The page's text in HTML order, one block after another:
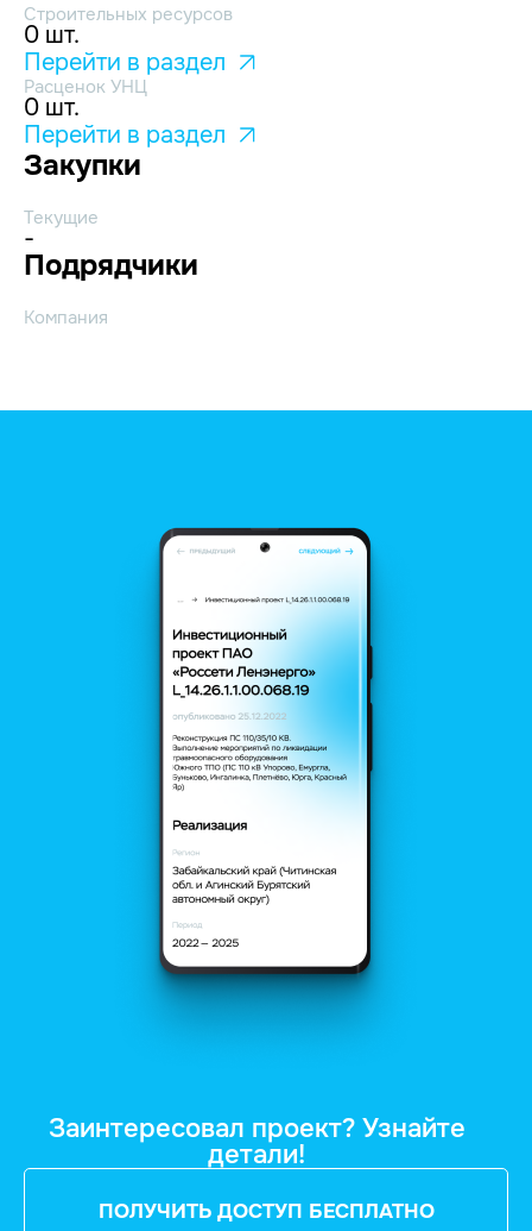
Строительных ресурсов
0 шт.
Перейти в раздел
Расценок УНЦ
0 шт.
Перейти в раздел
Закупки
Текущие
-
Подрядчики
Компания
Заинтересовал проект? Узнайте
детали!
ПОЛУЧИТЬ ДОСТУП БЕСПЛАТНО